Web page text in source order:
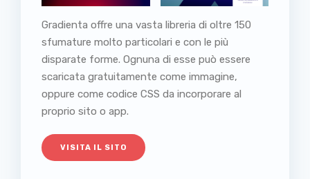
Gradienta offre una vasta libreria di oltre 150
sfumature molto particolari e con le più
disparate forme. Ognuna di esse può essere
scaricata gratuitamente come immagine,
oppure come codice CSS da incorporare al
proprio sito o app.
VISITA IL SITO